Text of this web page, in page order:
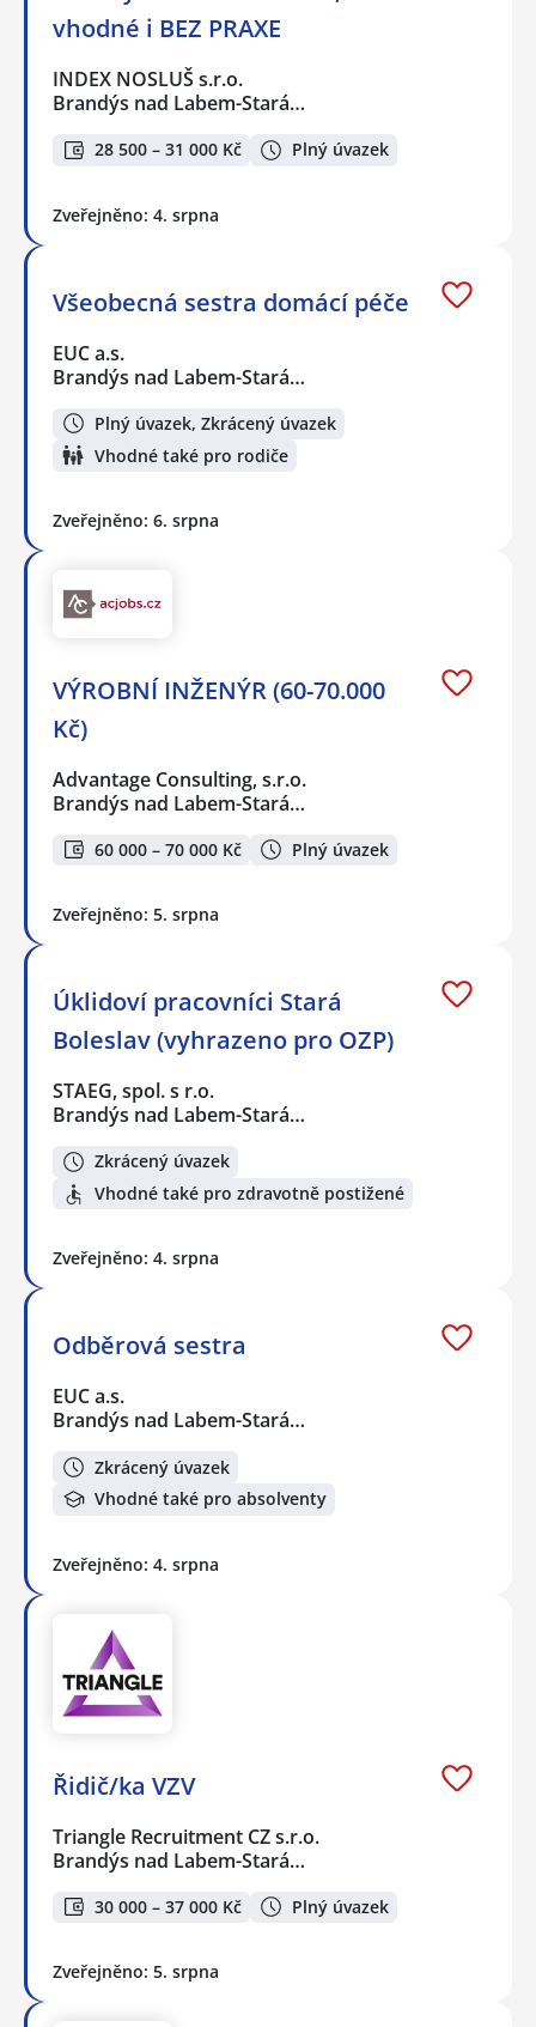
vhodné i BEZ PRAXE
INDEX NOSLUŠ s.r.o.
Brandýs nad Labem-Stará…
28 500 – 31 000 Kč Plný úvazek
Zveřejněno: 4. srpna
Všeobecná sestra domácí péče
EUC a.s.
Brandýs nad Labem-Stará…
Plný úvazek, Zkrácený úvazek
Vhodné také pro rodiče
Zveřejněno: 6. srpna
VÝROBNÍ INŽENÝR (60-70.000
Kč)
Advantage Consulting, s.r.o.
Brandýs nad Labem-Stará…
60 000 – 70 000 Kč Plný úvazek
Zveřejněno: 5. srpna
Úklidoví pracovníci Stará
Boleslav (vyhrazeno pro OZP)
STAEG, spol. s r.o.
Brandýs nad Labem-Stará…
Zkrácený úvazek
Vhodné také pro zdravotně postižené
Zveřejněno: 4. srpna
Odběrová sestra
EUC a.s.
Brandýs nad Labem-Stará…
Zkrácený úvazek
Vhodné také pro absolventy
Zveřejněno: 4. srpna
Řidič/ka VZV
Triangle Recruitment CZ s.r.o.
Brandýs nad Labem-Stará…
30 000 – 37 000 Kč Plný úvazek
Zveřejněno: 5. srpna